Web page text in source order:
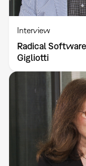
Interview
Radical
Gigliotti